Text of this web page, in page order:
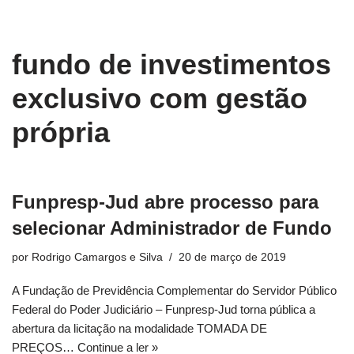
para
conteúdo
fundo de investimentos
exclusivo com gestão
própria
Funpresp-Jud abre processo para
selecionar Administrador de Fundo
por Rodrigo Camargos e Silva 20 de março de 2019
A Fundação de Previdência Complementar do Servidor Público
Federal do Poder Judiciário – Funpresp-Jud torna pública a
abertura da licitação na modalidade TOMADA DE
PREÇOS… Continue a ler »